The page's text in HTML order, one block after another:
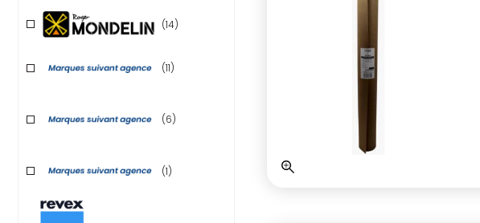
(14)
(11)
(6)
(1)